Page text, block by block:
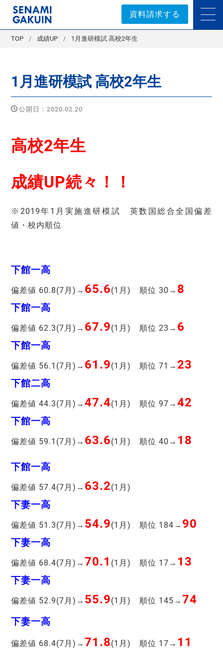
セナミ学院｜学習塾
資料請求する
TOP 成績UP 1月進研模試 高校2年生
1月進研模試 高校2年生
公開日：2020.02.20
高校2年生
成績UP続々！！
※2019年1月実施進研模試 英数国総合全国偏差
値・校内順位
下館一高
偏差値 60.8(7月)→ 65.6(1月) 順位 30→ 8
下館一高
偏差値 62.3(7月)→ 67.9(1月) 順位 23→ 6
下館一高
偏差値 56.1(7月)→ 61.9(1月) 順位 71→ 23
下館二高
偏差値 44.3(7月)→47.4(1月) 順位 97→42
下館一高
偏差値 59.1(7月)→ 63.6(1月) 順位 40→ 18
下館一高
偏差値 57.4(7月)→ 63.2(1月)
下妻一高
偏差値 51.3(7月)→ 54.9(1月) 順位 184→ 90
下妻一高
偏差値 68.4(7月)→ 70.1 (1月) 順位 17→ 13
下妻一高
偏差値 52.9(7月)→ 55.9(1月) 順位 145→ 74
下妻一高
偏差値 68.4(7月)→ 71.8(1月) 順位 17→ 11